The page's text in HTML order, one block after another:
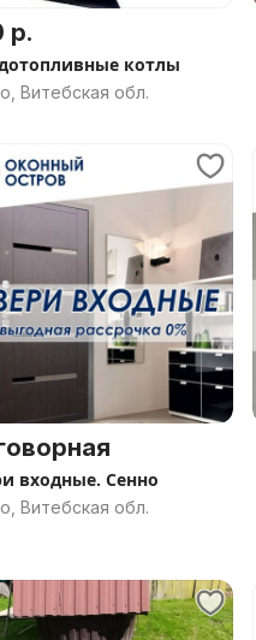
р.
котлы
Витебская обл.
входные. Сенно
Витебская обл.